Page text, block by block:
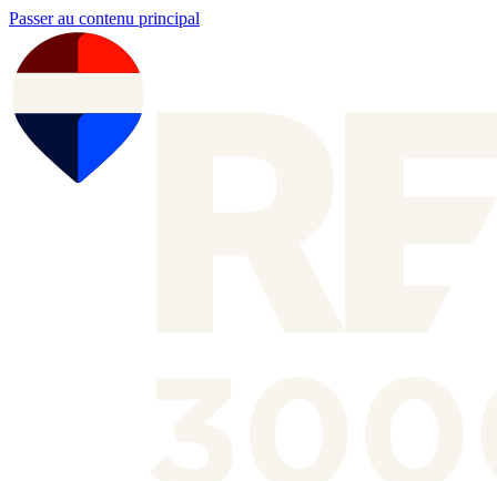
Passer au contenu principal